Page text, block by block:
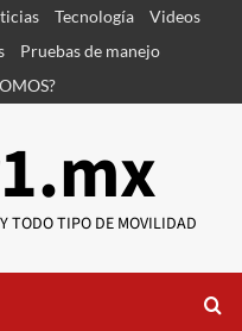
Tecnología
Videos
Pruebas de manejo
TODO TIPO DE MOVILIDAD